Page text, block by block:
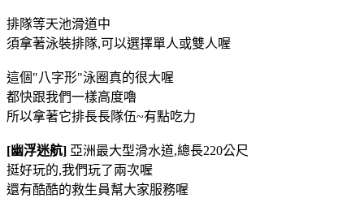
排隊等天池滑道中
須拿著泳裝排隊,可以選擇單人或雙人喔
這個"八字形"泳圈真的很大喔
都快跟我們一樣高度嚕
所以拿著它排長長隊伍~有點吃力
[幽浮迷航] 亞洲最大型滑水道,總長220公尺
挺好玩的,我們玩了兩次喔
還有酷酷的救生員幫大家服務喔